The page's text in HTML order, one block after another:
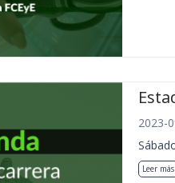
2023-
Leer más